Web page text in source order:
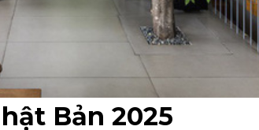
Bản 2025